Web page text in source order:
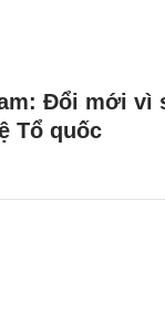
Đổi mới vì
Tổ quốc